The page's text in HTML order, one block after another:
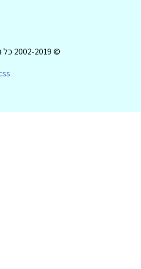
© 2002-2019 כל הזכויות שמורות לפסיכולוגיה עברית